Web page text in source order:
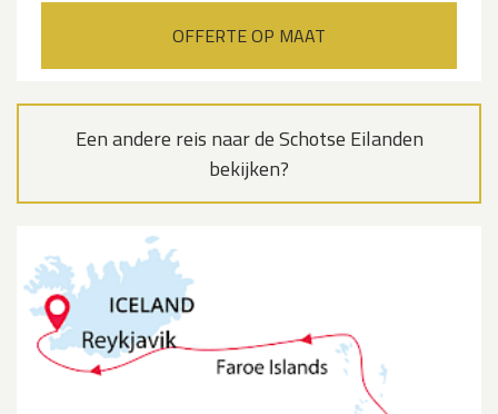
OFFERTE OP MAAT
Een andere reis naar de Schotse Eilanden
bekijken?